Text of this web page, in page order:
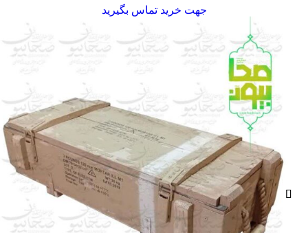
جهت خرید تماس بگیرید